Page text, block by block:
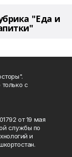
"Еда и
с
от 19 мая
службы по
и